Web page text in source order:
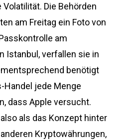
Die Behörden
am Freitag ein Foto von
am
Istanbul, verfallen sie in
benötigt
Handel jede Menge
dass Apple versucht.
als das Konzept hinter
Kryptowährungen,